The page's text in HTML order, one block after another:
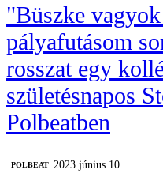
"Büszke
pályafutásom
rosszat egy
születésnapos
Polbeatben
‎POLBEAT
2023 június 10.